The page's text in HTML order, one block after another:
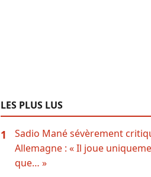
LES PLUS LUS
1
Sadio Mané sévèrement
Allemagne : « Il joue
que… »